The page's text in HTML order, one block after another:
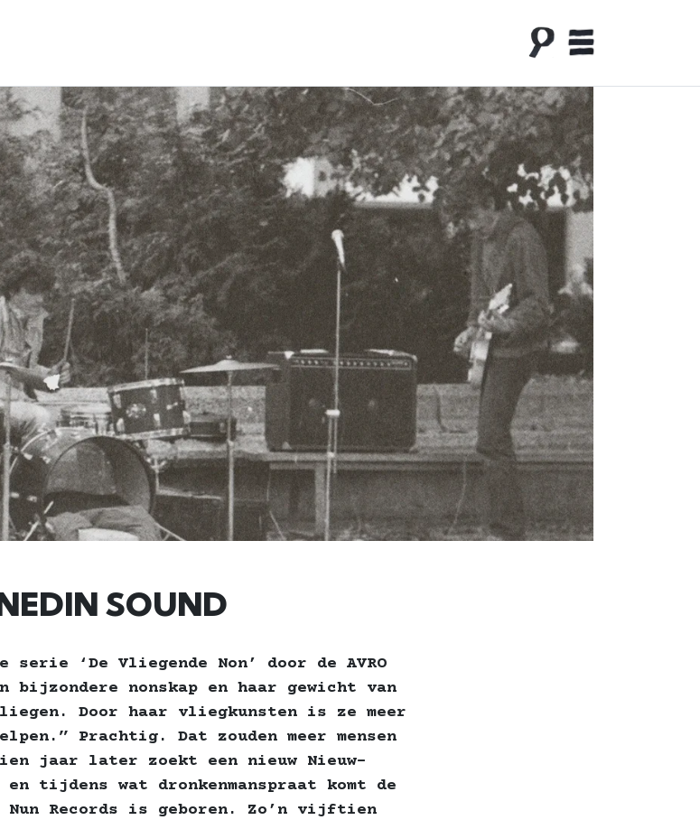
SOUND
‘De Vliegende Non’ door de AVRO
bijzondere nonskap en haar gewicht van
Door haar vliegkunsten is ze meer
Prachtig. Dat zouden meer mensen
jaar later zoekt een nieuw Nieuw-
tijdens wat dronkenmanspraat komt de
Records is geboren. Zo’n vijftien